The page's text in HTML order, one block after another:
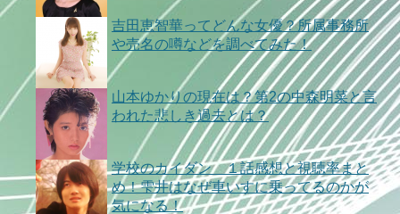
吉田恵智華ってどんな女優？所属事務所
や売名の噂などを調べてみた！
山本ゆかりの現在は？第2の中森明菜と言
われた悲しき過去とは？
学校のカイダン １話感想と視聴率まと
め！雫井はなぜ車いすに乗ってるのかが
気になる！